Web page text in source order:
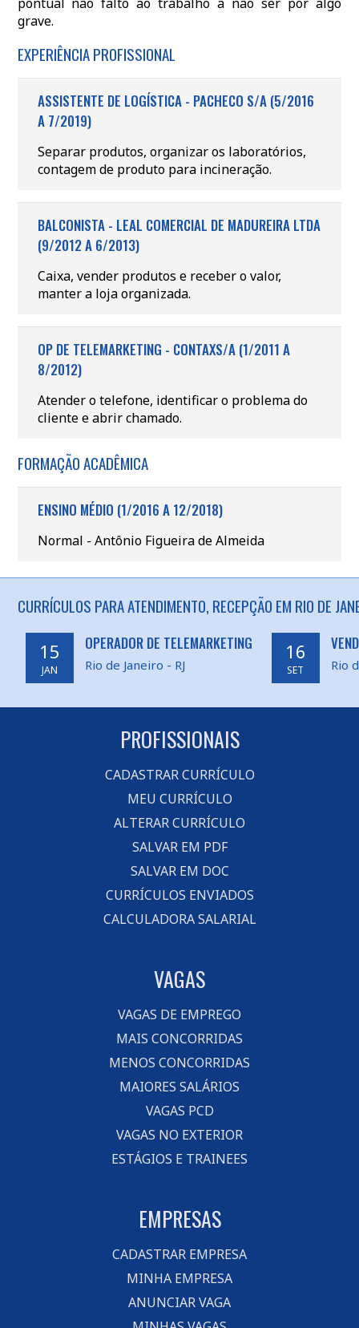
grave.
EXPERIÊNCIA PROFISSIONAL
ASSISTENTE DE LOGÍSTICA - PACHECO S/A (5/2016
A 7/2019)
Separar produtos, organizar os laboratórios,
contagem de produto para incineração.
BALCONISTA - LEAL COMERCIAL DE MADUREIRA LTDA
(9/2012 A 6/2013)
Caixa, vender produtos e receber o valor,
manter a loja organizada.
OP DE TELEMARKETING - CONTAXS/A (1/2011 A
8/2012)
Atender o telefone, identificar o problema do
cliente e abrir chamado.
FORMAÇÃO ACADÊMICA
ENSINO MÉDIO (1/2016 A 12/2018)
Normal - Antônio Figueira de Almeida
CURRÍCULOS PARA ATENDIMENTO, RECEPÇÃO EM RIO DE
15
JAN
OPERADOR DE TELEMARKETING
Rio de Janeiro - RJ
16
SET Rio
PROFISSIONAIS
CADASTRAR CURRÍCULO
MEU CURRÍCULO
ALTERAR CURRÍCULO
SALVAR EM PDF
SALVAR EM DOC
CURRÍCULOS ENVIADOS
CALCULADORA SALARIAL
VAGAS
VAGAS DE EMPREGO
MAIS CONCORRIDAS
MENOS CONCORRIDAS
MAIORES SALÁRIOS
VAGAS PCD
VAGAS NO EXTERIOR
ESTÁGIOS E TRAINEES
EMPRESAS
CADASTRAR EMPRESA
MINHA EMPRESA
ANUNCIAR VAGA